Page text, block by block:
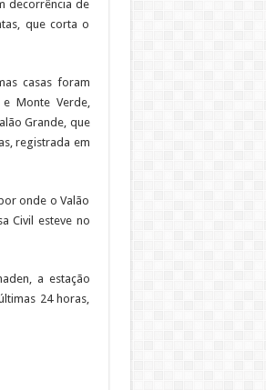
decorrência de
que corta o
casas foram
Monte Verde,
Grande, que
registrada em
onde o Valão
Civil esteve no
a estação
24 horas,